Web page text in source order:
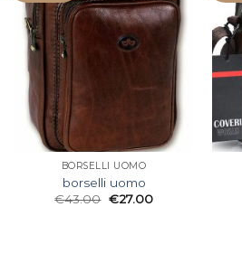
BORSELLI UOMO
borselli uomo
€43.00 €27.00